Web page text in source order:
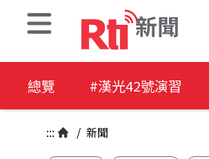
新聞
總覽 #漢光42號演習
::: / 新聞